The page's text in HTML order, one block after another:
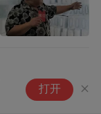
旅游
打开